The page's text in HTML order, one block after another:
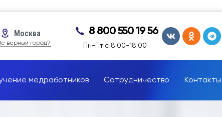
Москва
верный город?
8 800 550 19 56
Пн-Пт:с 8:00-18:00
медработников Сотрудничество Контакты